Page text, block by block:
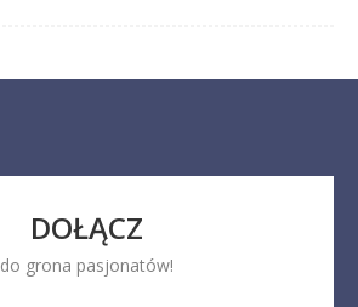
DOŁĄCZ
do grona pasjonatów!